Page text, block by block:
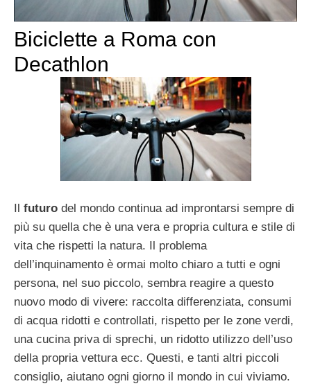
Biciclette a Roma con
Decathlon
Il futuro del mondo continua ad improntarsi sempre di
più su quella che è una vera e propria cultura e stile di
vita che rispetti la natura. Il problema
dell’inquinamento è ormai molto chiaro a tutti e ogni
persona, nel suo piccolo, sembra reagire a questo
nuovo modo di vivere: raccolta differenziata, consumi
di acqua ridotti e controllati, rispetto per le zone verdi,
una cucina priva di sprechi, un ridotto utilizzo dell’uso
della propria vettura ecc. Questi, e tanti altri piccoli
consiglio, aiutano ogni giorno il mondo in cui viviamo.